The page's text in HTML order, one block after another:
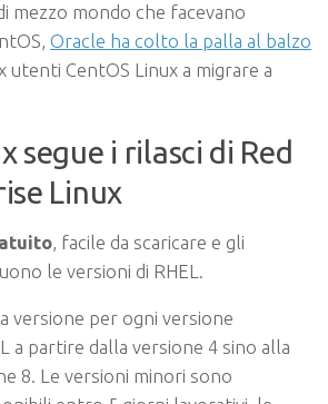
mezzo mondo che facevano
Oracle ha colto la palla al balzo
utenti CentOS Linux a migrare a
segue i rilasci di Red
Linux
, facile da scaricare e gli
le versioni di RHEL.
versione per ogni versione
a partire dalla versione 4 sino alla
8. Le versioni minori sono